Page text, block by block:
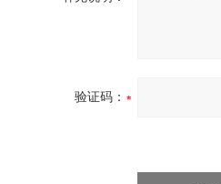
验证码：